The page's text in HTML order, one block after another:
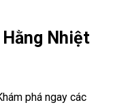
Hằng Nhiệt
phá ngay các